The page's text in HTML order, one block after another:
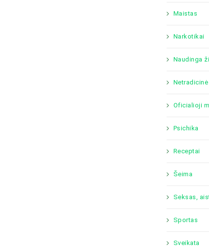
Maistas
Narkotikai
Naudinga
Oficialioji
Psichika
Receptai
Šeima
Seksas,
Sportas
Sveikata